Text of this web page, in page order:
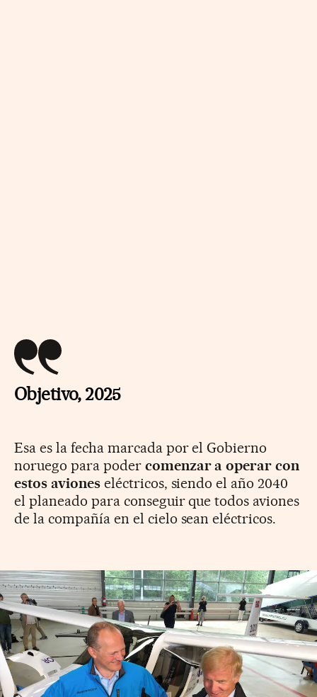
Objetivo, 2025
Esa es la fecha marcada por el Gobierno
noruego para poder comenzar a operar con
estos avioneseléctricos, siendo el año 2040
el planeado para conseguir que todos aviones
de la compañía en el cielo sean eléctricos.